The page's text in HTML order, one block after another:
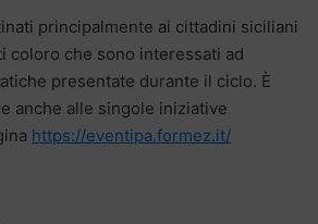
principalmente ai cittadini siciliani
coloro che sono interessati ad
presentate durante il ciclo. È
anche alle singole iniziative
https://eventipa.formez.it/